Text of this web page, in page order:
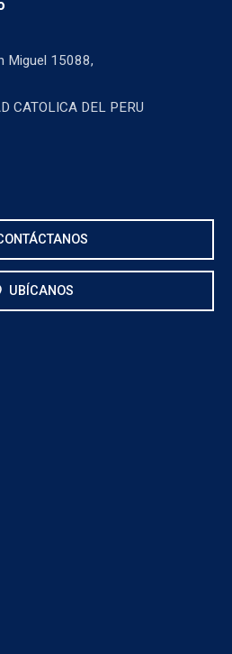
Miguel 15088,
CATOLICA DEL PERU
UBÍCANOS